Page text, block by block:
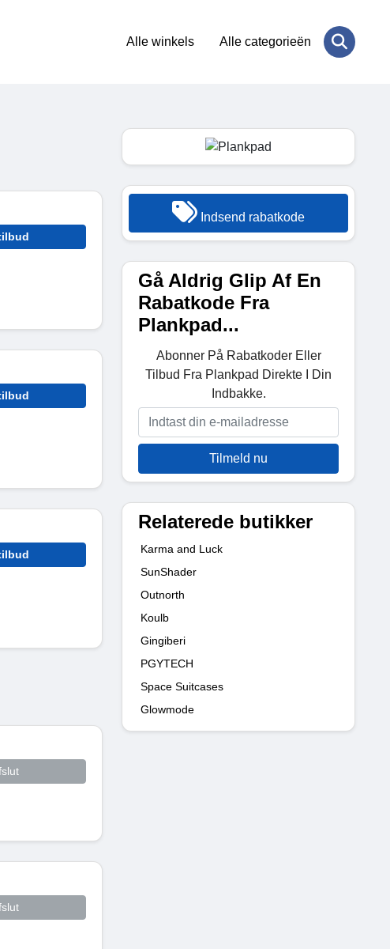
Alle winkels Alle categorieën
Indsend rabatkode
Gå Aldrig Glip Af En
Rabatkode Fra
Plankpad...
Abonner På Rabatkoder Eller
Tilbud Fra Plankpad Direkte I Din
Indbakke.
Tilmeld nu
Relaterede butikker
Karma and Luck
SunShader
Outnorth
Koulb
Gingiberi
PGYTECH
Space Suitcases
Glowmode